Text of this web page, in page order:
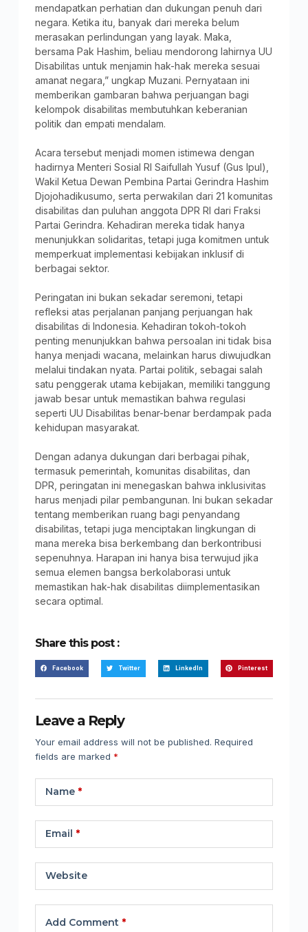
mendapatkan perhatian dan dukungan penuh dari
negara. Ketika itu, banyak dari mereka belum
merasakan perlindungan yang layak. Maka,
bersama Pak Hashim, beliau mendorong lahirnya UU
Disabilitas untuk menjamin hak-hak mereka sesuai
amanat negara,” ungkap Muzani. Pernyataan ini
memberikan gambaran bahwa perjuangan bagi
kelompok disabilitas membutuhkan keberanian
politik dan empati mendalam.
Acara tersebut menjadi momen istimewa dengan
hadirnya Menteri Sosial RI Saifullah Yusuf (Gus Ipul),
Wakil Ketua Dewan Pembina Partai Gerindra Hashim
Djojohadikusumo, serta perwakilan dari 21 komunitas
disabilitas dan puluhan anggota DPR RI dari Fraksi
Partai Gerindra. Kehadiran mereka tidak hanya
menunjukkan solidaritas, tetapi juga komitmen untuk
memperkuat implementasi kebijakan inklusif di
berbagai sektor.
Peringatan ini bukan sekadar seremoni, tetapi
refleksi atas perjalanan panjang perjuangan hak
disabilitas di Indonesia. Kehadiran tokoh-tokoh
penting menunjukkan bahwa persoalan ini tidak bisa
hanya menjadi wacana, melainkan harus diwujudkan
melalui tindakan nyata. Partai politik, sebagai salah
satu penggerak utama kebijakan, memiliki tanggung
jawab besar untuk memastikan bahwa regulasi
seperti UU Disabilitas benar-benar berdampak pada
kehidupan masyarakat.
Dengan adanya dukungan dari berbagai pihak,
termasuk pemerintah, komunitas disabilitas, dan
DPR, peringatan ini menegaskan bahwa inklusivitas
harus menjadi pilar pembangunan. Ini bukan sekadar
tentang memberikan ruang bagi penyandang
disabilitas, tetapi juga menciptakan lingkungan di
mana mereka bisa berkembang dan berkontribusi
sepenuhnya. Harapan ini hanya bisa terwujud jika
semua elemen bangsa berkolaborasi untuk
memastikan hak-hak disabilitas diimplementasikan
secara optimal.
Share this post :
Facebook Twitter LinkedIn Pinterest
Leave a Reply
Your email address will not be published. Required
fields are marked *
Name*
Email *
Website
Add Comment *